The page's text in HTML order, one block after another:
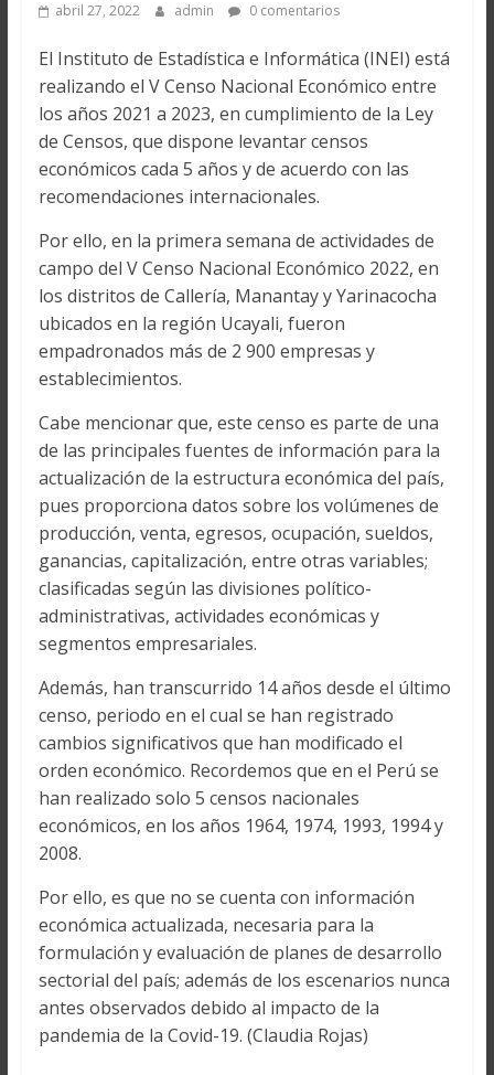
abril 27, 2022 admin 0 comentarios
El Instituto de Estadística e Informática (INEI) está
realizando el V Censo Nacional Económico entre
los años 2021 a 2023, en cumplimiento de la Ley
de Censos, que dispone levantar censos
económicos cada 5 años y de acuerdo con las
recomendaciones internacionales.
Por ello, en la primera semana de actividades de
campo del V Censo Nacional Económico 2022, en
los distritos de Callería, Manantay y Yarinacocha
ubicados en la región Ucayali, fueron
empadronados más de 2 900 empresas y
establecimientos.
Cabe mencionar que, este censo es parte de una
de las principales fuentes de información para la
actualización de la estructura económica del país,
pues proporciona datos sobre los volúmenes de
producción, venta, egresos, ocupación, sueldos,
ganancias, capitalización, entre otras variables;
clasificadas según las divisiones político-
administrativas, actividades económicas y
segmentos empresariales.
Además, han transcurrido 14 años desde el último
censo, periodo en el cual se han registrado
cambios significativos que han modificado el
orden económico. Recordemos que en el Perú se
han realizado solo 5 censos nacionales
económicos, en los años 1964, 1974, 1993, 1994 y
2008.
Por ello, es que no se cuenta con información
económica actualizada, necesaria para la
formulación y evaluación de planes de desarrollo
sectorial del país; además de los escenarios nunca
antes observados debido al impacto de la
pandemia de la Covid-19. (Claudia Rojas)